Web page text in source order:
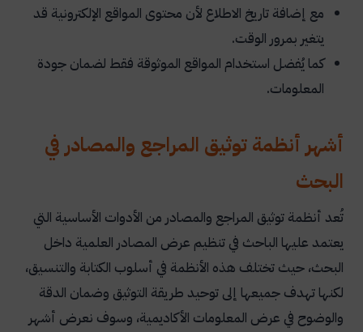
مع إضافة تاريخ الاطلاع لأن محتوى المواقع الإلكترونية قد
يتغير بمرور الوقت.
كما يُفضل استخدام المواقع الموثوقة فقط لضمان جودة
المعلومات.
أشهر أنظمة توثيق المراجع والمصادر في
البحث
تُعد أنظمة توثيق المراجع والمصادر من الأدوات الأساسية التي
يعتمد عليها الباحث في تنظيم عرض المصادر العلمية داخل
البحث، حيث تختلف هذه الأنظمة في أسلوب الكتابة والتنسيق،
لكنها تهدف جميعها إلى توحيد طريقة التوثيق وضمان الدقة
والوضوح في عرض المعلومات الأكاديمية، وسوف نعرض أشهر